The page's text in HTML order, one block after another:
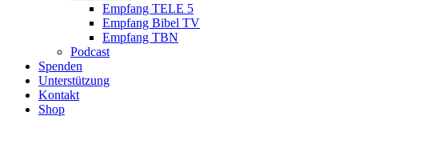
Empfang TELE 5
Empfang Bibel TV
Empfang TBN
Podcast
Spenden
Unterstützung
Kontakt
Shop